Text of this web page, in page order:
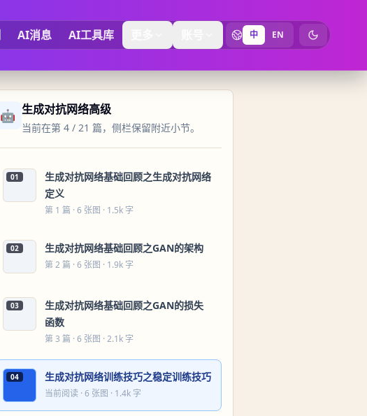
AI消息 AI工具库 中 EN 切换为暗黑
🤖 生成对抗网络高级
当前在第 4 / 21 篇，侧栏保留附近小节。
01
生成对抗网络基础回顾之生成对抗网络
定义
第 1 篇 · 6 张图 · 1.5k 字
02 生成对抗网络基础回顾之GAN的架构
第 2 篇 · 6 张图 · 1.9k 字
03
生成对抗网络基础回顾之GAN的损失
函数
第 3 篇 · 6 张图 · 2.1k 字
04 生成对抗网络训练技巧之稳定训练技巧
当前阅读 · 6 张图 · 1.4k 字